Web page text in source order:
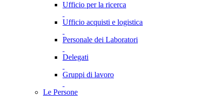
Ufficio per la ricerca
Ufficio acquisti e logistica
Personale dei Laboratori
Delegati
Gruppi di lavoro
Le Persone